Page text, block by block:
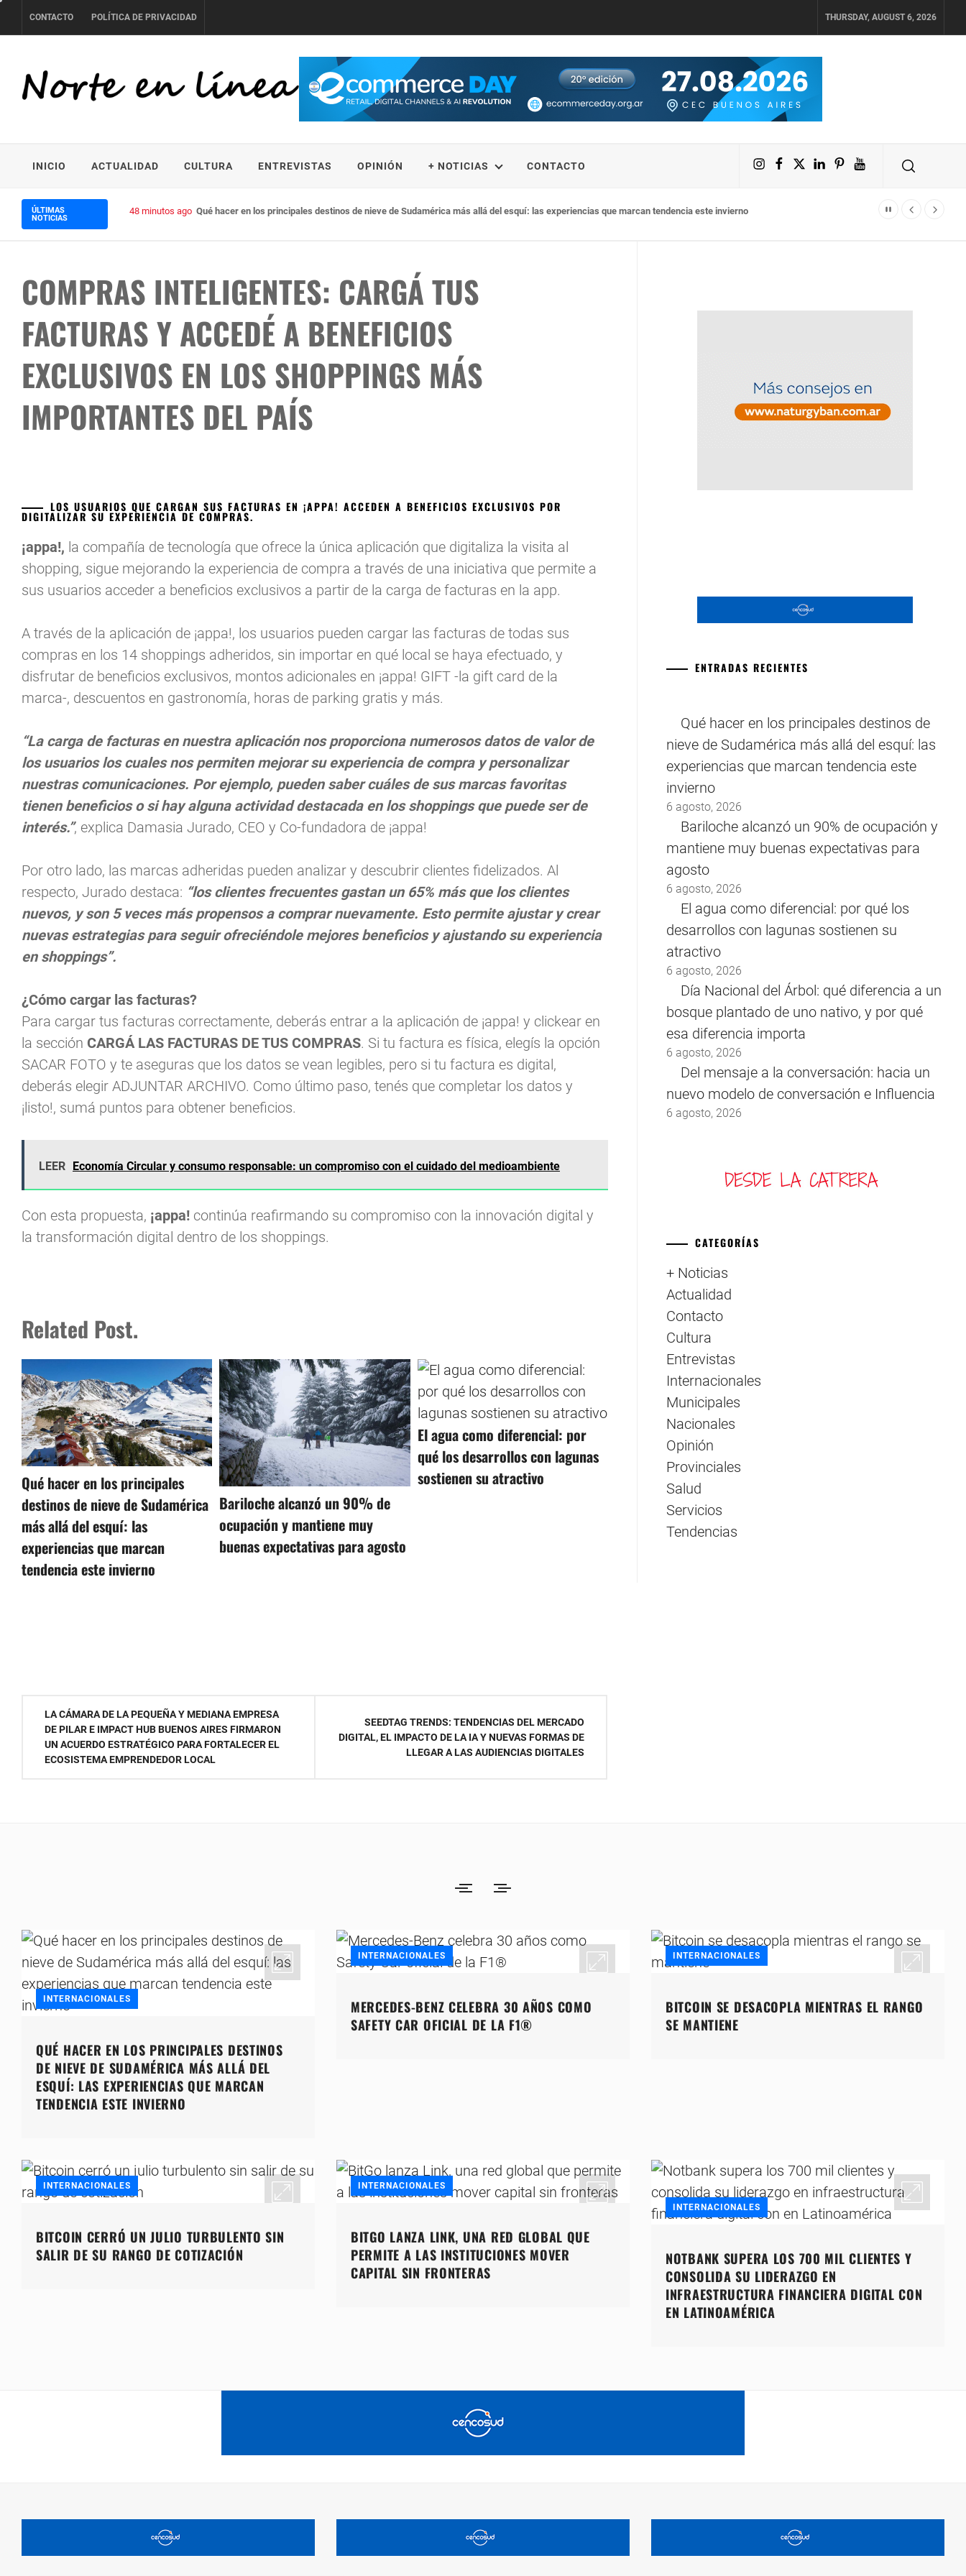
to
CONTACTO POLÍTICA DE PRIVACIDAD THURSDAY, AUGUST 6, 2026
INICIO ACTUALIDAD CULTURA ENTREVISTAS OPINIÓN + NOTICIAS CONTACTO Instagram
Facebook
X LinkedIn
PinterestYouTube
ÚLTIMAS
NOTICIAS
51 minutos ago Bariloche alcanzó un 90% de ocupación y mantiene muy buenas expectativas para agosto
COMPRAS INTELIGENTES: CARGÁ TUS
FACTURAS Y ACCEDÉ A BENEFICIOS
EXCLUSIVOS EN LOS SHOPPINGS MÁS
IMPORTANTES DEL PAÍS
LOS USUARIOS QUE CARGAN SUS FACTURAS EN ¡APPA! ACCEDEN A BENEFICIOS EXCLUSIVOS POR
DIGITALIZAR SU EXPERIENCIA DE COMPRAS.
¡appa!, la compañía de tecnología que ofrece la única aplicación que digitaliza la visita al
shopping, sigue mejorando la experiencia de compra a través de una iniciativa que permite a
sus usuarios acceder a beneficios exclusivos a partir de la carga de facturas en la app.
A través de la aplicación de ¡appa!, los usuarios pueden cargar las facturas de todas sus
compras en los 14 shoppings adheridos, sin importar en qué local se haya efectuado, y
disfrutar de beneficios exclusivos, montos adicionales en ¡appa! GIFT -la gift card de la
marca-, descuentos en gastronomía, horas de parking gratis y más.
“La carga de facturas en nuestra aplicación nos proporciona numerosos datos de valor de
los usuarios los cuales nos permiten mejorar su experiencia de compra y personalizar
nuestras comunicaciones. Por ejemplo, pueden saber cuáles de sus marcas favoritas
tienen beneficios o si hay alguna actividad destacada en los shoppings que puede ser de
interés.”, explica Damasia Jurado, CEO y Co-fundadora de ¡appa!
Por otro lado, las marcas adheridas pueden analizar y descubrir clientes fidelizados. Al
respecto, Jurado destaca: “los clientes frecuentes gastan un 65% más que los clientes
nuevos, y son 5 veces más propensos a comprar nuevamente. Esto permite ajustar y crear
nuevas estrategias para seguir ofreciéndole mejores beneficios y ajustando su experiencia
en shoppings”.
¿Cómo cargar las facturas?
Para cargar tus facturas correctamente, deberás entrar a la aplicación de ¡appa! y clickear en
la sección CARGÁ LAS FACTURAS DE TUS COMPRAS. Si tu factura es física, elegís la opción
SACAR FOTO y te aseguras que los datos se vean legibles, pero si tu factura es digital,
deberás elegir ADJUNTAR ARCHIVO. Como último paso, tenés que completar los datos y
¡listo!, sumá puntos para obtener beneficios.
LEER Economía Circular y consumo responsable: un compromiso con el cuidado del medioambiente
Con esta propuesta, ¡appa! continúa reafirmando su compromiso con la innovación digital y
la transformación digital dentro de los shoppings.
Related Post.
Qué hacer en los principales
destinos de nieve de Sudamérica
más allá del esquí: las
experiencias que marcan
tendencia este invierno
Bariloche alcanzó un 90% de
ocupación y mantiene muy
buenas expectativas para agosto
El agua como diferencial: por
qué los desarrollos con lagunas
sostienen su atractivo
Navegación
LA CÁMARA DE LA PEQUEÑA Y MEDIANA EMPRESA
DE PILAR E IMPACT HUB BUENOS AIRES FIRMARON
UN ACUERDO ESTRATÉGICO PARA FORTALECER EL
ECOSISTEMA EMPRENDEDOR LOCAL
SEEDTAG TRENDS: TENDENCIAS DEL MERCADO
DIGITAL, EL IMPACTO DE LA IA Y NUEVAS FORMAS DE
LLEGAR A LAS AUDIENCIAS DIGITALES
ENTRADAS RECIENTES
Qué hacer en los principales destinos de
nieve de Sudamérica más allá del esquí: las
experiencias que marcan tendencia este
invierno
6 agosto, 2026
Bariloche alcanzó un 90% de ocupación y
mantiene muy buenas expectativas para
agosto
6 agosto, 2026
El agua como diferencial: por qué los
desarrollos con lagunas sostienen su
atractivo
6 agosto, 2026
Día Nacional del Árbol: qué diferencia a un
bosque plantado de uno nativo, y por qué
esa diferencia importa
6 agosto, 2026
Del mensaje a la conversación: hacia un
nuevo modelo de conversación e Influencia
6 agosto, 2026
CATEGORÍAS
+ Noticias
Actualidad
Contacto
Cultura
Entrevistas
Internacionales
Municipales
Nacionales
Opinión
Provinciales
Salud
Servicios
Tendencias
INTERNACIONALES
QUÉ HACER EN LOS PRINCIPALES DESTINOS
DE NIEVE DE SUDAMÉRICA MÁS ALLÁ DEL
ESQUÍ: LAS EXPERIENCIAS QUE MARCAN
TENDENCIA ESTE INVIERNO
INTERNACIONALES
MERCEDES-BENZ CELEBRA 30 AÑOS COMO
SAFETY CAR OFICIAL DE LA F1®
INTERNACIONALES
BITCOIN SE DESACOPLA MIENTRAS EL RANGO
SE MANTIENE
INTERNACIONALES
BITCOIN CERRÓ UN JULIO TURBULENTO SIN
SALIR DE SU RANGO DE COTIZACIÓN
INTERNACIONALES
BITGO LANZA LINK, UNA RED GLOBAL QUE
PERMITE A LAS INSTITUCIONES MOVER
CAPITAL SIN FRONTERAS
INTERNACIONALES
NOTBANK SUPERA LOS 700 MIL CLIENTES Y
CONSOLIDA SU LIDERAZGO EN
INFRAESTRUCTURA FINANCIERA DIGITAL CON
EN LATINOAMÉRICA